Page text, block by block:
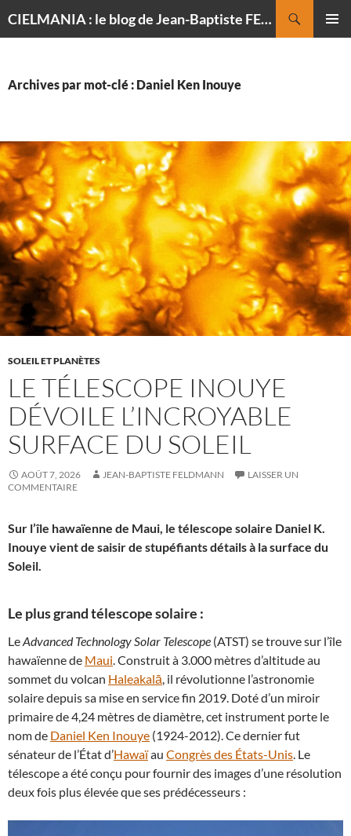
CIELMANIA : le blog de Jean-Baptiste FELDMANN, photographe du ciel
Archives par mot-clé : Daniel Ken Inouye
SOLEIL ET PLANÈTES
LE TÉLESCOPE INOUYE
DÉVOILE L’INCROYABLE
SURFACE DU SOLEIL
AOÛT 7, 2026 JEAN-BAPTISTE FELDMANN
LAISSER UN
COMMENTAIRE
Sur l’île hawaïenne de Maui, le télescope solaire Daniel K.
Inouye vient de saisir de stupéfiants détails à la surface du
Soleil.
Le plus grand télescope solaire :
LeAdvanced Technology Solar Telescope (ATST) se trouve sur l’île
hawaïenne de Maui. Construit à 3.000 mètres d’altitude au
sommet du volcan Haleakalā, il révolutionne l’astronomie
solaire depuis sa mise en service fin 2019. Doté d’un miroir
primaire de 4,24 mètres de diamètre, cet instrument porte le
nom de Daniel Ken Inouye (1924-2012). Ce dernier fut
sénateur de l’État d’Hawaïau Congrès des États-Unis. Le
télescope a été conçu pour fournir des images d’une résolution
deux fois plus élevée que ses prédécesseurs :